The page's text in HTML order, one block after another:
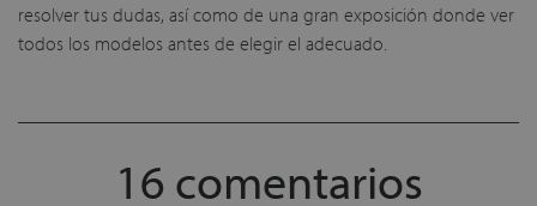
resolver tus dudas, así como de una gran exposición donde ver
todos los modelos antes de elegir el adecuado.
16 comentarios